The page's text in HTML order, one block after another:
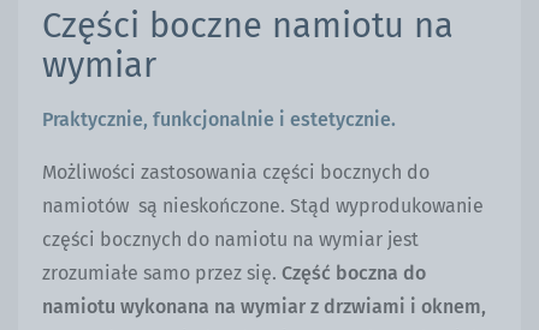
Części boczne namiotu na
wymiar
Praktycznie, funkcjonalnie i estetycznie.
Możliwości zastosowania części bocznych do
namiotów są nieskończone. Stąd wyprodukowanie
części bocznych do namiotu na wymiar jest
zrozumiałe samo przez się. Część boczna do
namiotu wykonana na wymiar z drzwiami i oknem,